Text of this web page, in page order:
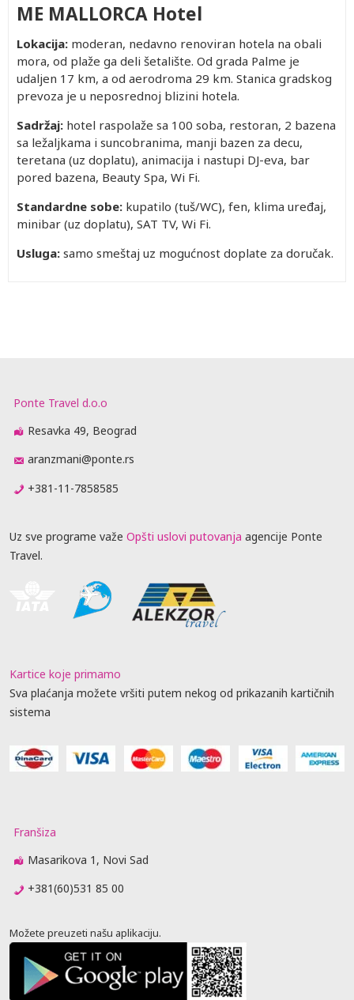
ME MALLORCA Hotel
Lokacija: moderan, nedavno renoviran hotela na obali
mora, od plaže ga deli šetalište. Od grada Palme je
udaljen 17 km, a od aerodroma 29 km. Stanica gradskog
prevoza je u neposrednoj blizini hotela.
Sadržaj: hotel raspolaže sa 100 soba, restoran, 2 bazena
sa ležaljkama i suncobranima, manji bazen za decu,
teretana (uz doplatu), animacija i nastupi DJ-eva, bar
pored bazena, Beauty Spa, Wi Fi.
Standardne sobe: kupatilo (tuš/WC), fen, klima uređaj,
minibar (uz doplatu), SAT TV, Wi Fi.
Usluga: samo smeštaj uz mogućnost doplate za doručak.
Ponte Travel d.o.o
Resavka 49, Beograd
aranzmani@ponte.rs
+381-11-7858585
Uz sve programe važe Opšti uslovi putovanja agencije Ponte
Travel.
Kartice koje primamo
Sva plaćanja možete vršiti putem nekog od prikazanih kartičnih
sistema
Franšiza
Masarikova 1, Novi Sad
+381(60)531 85 00
Možete preuzeti našu aplikaciju.